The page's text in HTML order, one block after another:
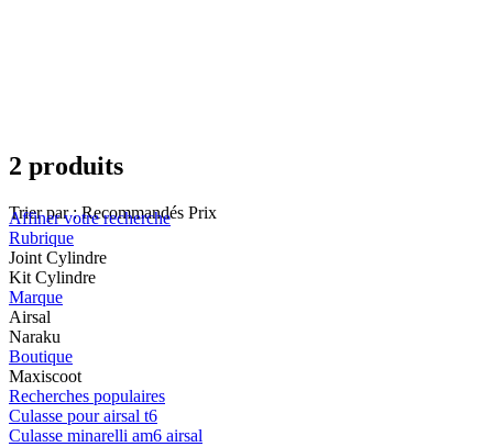
2 produits
Trier par : Recommandés Prix
Affiner votre recherche
Rubrique
Joint Cylindre
Kit Cylindre
Marque
Airsal
Naraku
Boutique
Maxiscoot
Recherches populaires
Culasse pour airsal t6
Culasse minarelli am6 airsal